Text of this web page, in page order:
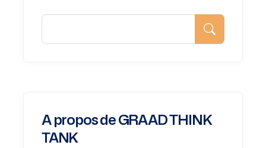
A propos de GRAAD THINK
TANK